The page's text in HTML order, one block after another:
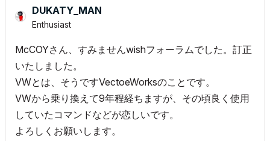
DUKATY_MAN
Enthusiast
McCOYさん、すみませんwishフォーラムでした。訂正
いたしました。
VWとは、そうですVectoeWorksのことです。
VWから乗り換えて9年程経ちますが、その頃良く使用
していたコマンドなどが恋しいです。
よろしくお願いします。